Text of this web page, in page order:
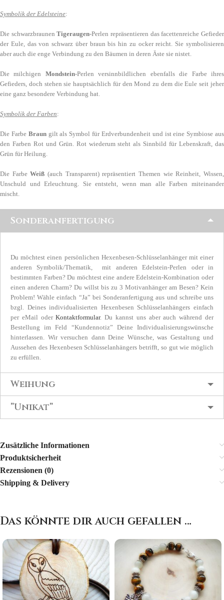
Symbolik der Edelsteine:
Die schwarzbraunenTigeraugen-Perlen repräsentieren das facettenreiche Gefieder
der Eule, das von schwarz über braun bis hin zu ocker reicht. Sie symbolisieren
aber auch die enge Verbindung zu den Bäumen in deren Äste sie nistet.
Die milchigen Mondstein-Perlen versinnbildlichen ebenfalls die Farbe ihres
Gefieders, doch stehen sie hauptsächlich für den Mond zu dem die Eule seit jeher
eine ganz besondere Verbindung hat.
Symbolik der Farben:
Die Farbe Braungilt als Symbol für Erdverbundenheit und ist eine Symbiose aus
den Farben Rot und Grün. Rot wiederum steht als Sinnbild für Lebenskraft, das
Grün für Heilung.
Die FarbeWeiß (auch Transparent) repräsentiert Themen wie Reinheit, Wissen,
Unschuld und Erleuchtung. Sie entsteht, wenn man alle Farben miteinander
mischt.
Sonderanfertigung
Du möchtest einen persönlichen Hexenbesen-Schlüsselanhänger mit einer
anderen Symbolik/Thematik, mit anderen Edelstein-Perlen oder in
bestimmten Farben? Du möchtest eine andere Edelstein-Kombination oder
einen anderen Charm? Du willst bis zu 3 Motivanhänger am Besen? Kein
Problem! Wähle einfach “Ja” bei Sonderanfertigung aus und schreibe uns
bzgl. Deines individualisierten Hexenbesen Schlüsselanhängers einfach
per eMail oderKontaktformular. Du kannst uns aber auch während der
Bestellung im Feld “Kundennotiz” Deine Individualisierungswünsche
hinterlassen. Wir versuchen dann Deine Wünsche, was Gestaltung und
Aussehen des Hexenbesen Schlüsselanhängers betrifft, so gut wie möglich
zu erfüllen.
Weihung
”Unikat”
Zusätzliche Informationen
Produktsicherheit
Rezensionen (0)
Shipping & Delivery
Das könnte dir auch gefallen …